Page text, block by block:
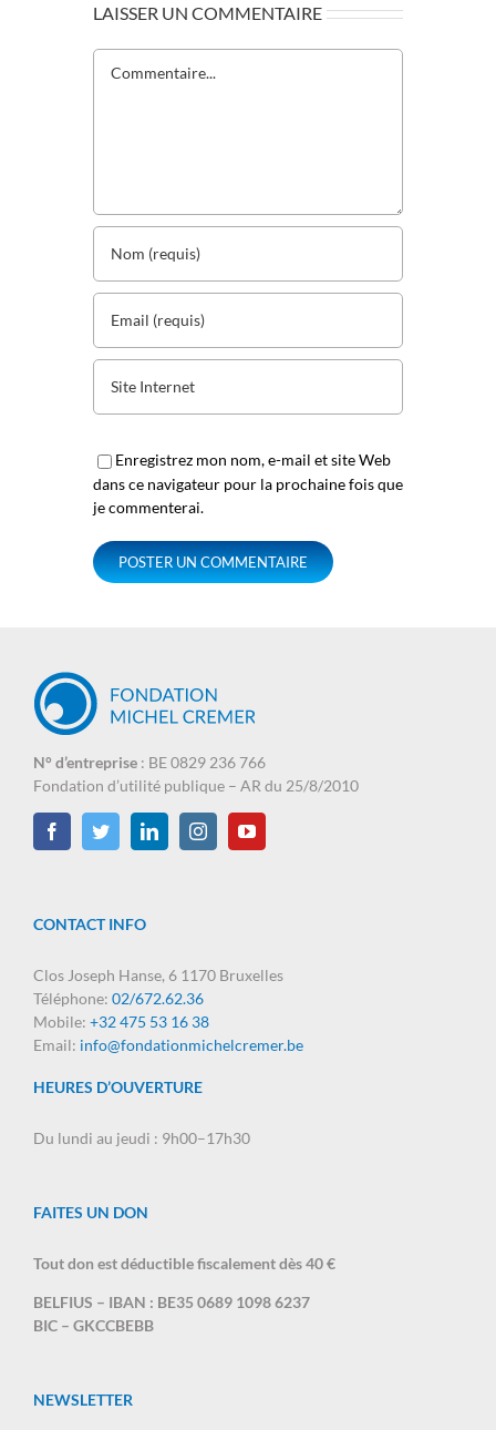
LAISSER UN COMMENTAIRE
Enregistrez mon nom, e-mail et site Web
dans ce navigateur pour la prochaine fois que
je commenterai.
N° d’entreprise : BE 0829 236 766
Fondation d’utilité publique – AR du 25/8/2010
CONTACT INFO
Clos Joseph Hanse, 6 1170 Bruxelles
Téléphone: 02/672.62.36
Mobile: +32 475 53 16 38
Email: info@fondationmichelcremer.be
HEURES D’OUVERTURE
Du lundi au jeudi : 9h00–17h30
FAITES UN DON
Tout don est déductible fiscalement dès 40 €
BELFIUS – IBAN : BE35 0689 1098 6237
BIC – GKCCBEBB
NEWSLETTER